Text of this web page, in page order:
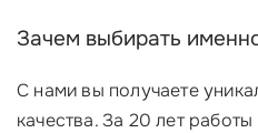
Зачем выбирать
С нами вы получаете
качества. За 20 лет